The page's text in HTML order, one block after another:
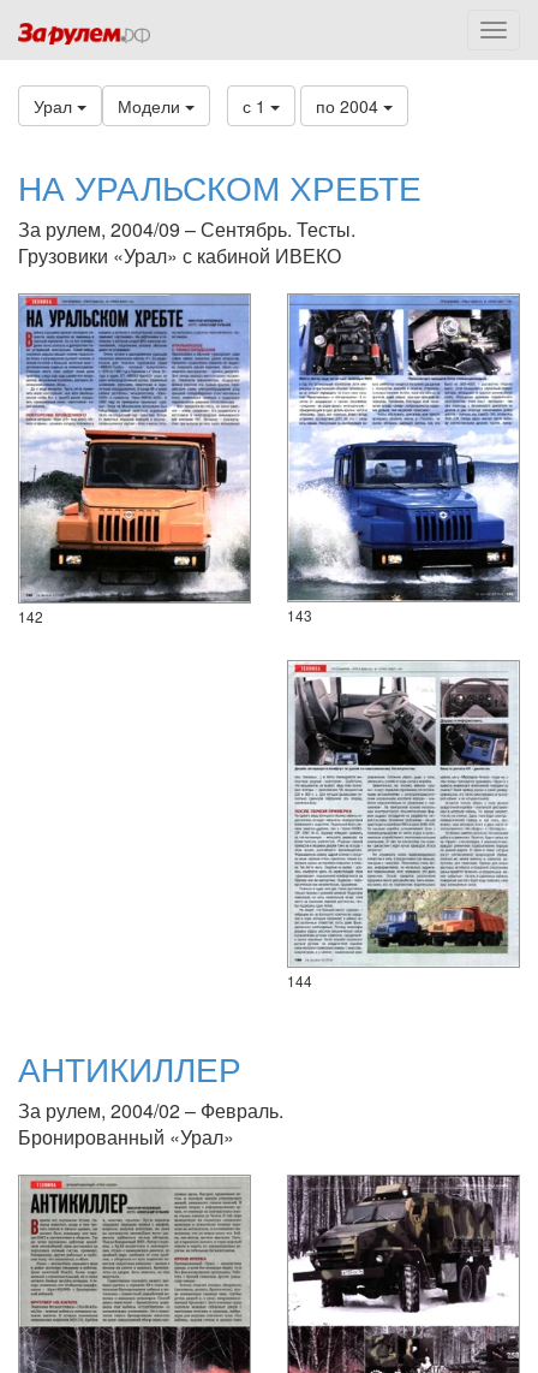
Урал Модели с 1 по 2004
НА УРАЛЬСКОМ ХРЕБТЕ
За рулем, 2004/09 – Сентябрь. Тесты.
Грузовики «Урал» с кабиной ИВЕКО
142 143
144
АНТИКИЛЛЕР
За рулем, 2004/02 – Февраль.
Бронированный «Урал»